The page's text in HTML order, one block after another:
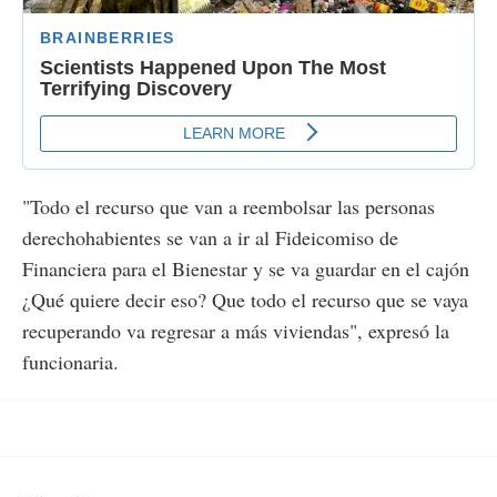
"Todo el recurso que van a reembolsar las personas
derechohabientes se van a ir al Fideicomiso de
Financiera para el Bienestar y se va guardar en el cajón
¿Qué quiere decir eso? Que todo el recurso que se vaya
recuperando va regresar a más viviendas", expresó la
funcionaria.